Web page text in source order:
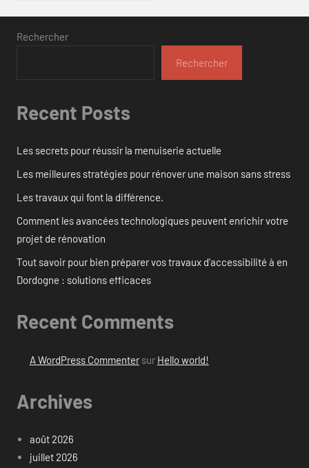
Rechercher
Rechercher
Recent Posts
Les secrets pour réussir la menuiserie actuelle
Les meilleures stratégies pour rénover une maison sans stress
Les travaux qui font la différence.
Comment les avancées technologiques peuvent enrichir votre
projet de rénovation
Tout savoir pour bien préparer vos travaux d’accessibilité à en
Dordogne : solutions efficaces
Recent Comments
A WordPress Commentersur Hello world!
Archives
août 2026
juillet 2026